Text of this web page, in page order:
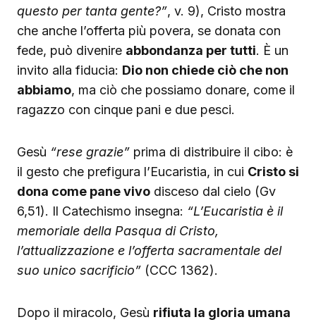
questo per tanta gente?”, v. 9), Cristo mostra
che anche l’offerta più povera, se donata con
fede, può divenire abbondanza per tutti. È un
invito alla fiducia: Dio non chiede ciò che non
abbiamo, ma ciò che possiamo donare, come il
ragazzo con cinque pani e due pesci.
Gesù “rese grazie” prima di distribuire il cibo: è
il gesto che prefigura l’Eucaristia, in cui Cristo si
dona come pane vivo disceso dal cielo (Gv
6,51). Il Catechismo insegna: “L’Eucaristia è il
memoriale della Pasqua di Cristo,
l’attualizzazione e l’offerta sacramentale del
suo unico sacrificio” (CCC 1362).
Dopo il miracolo, Gesù rifiuta la gloria umana